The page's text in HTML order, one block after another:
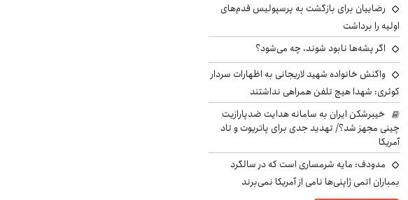
رضاییان برای بازگشت به پرسپولیس قدم‌های
اولیه را برداشت
اگر پشه‌ها نابود شوند، چه می‌شود؟
واکنش خانواده شهید لاریجانی به اظهارات سردار
کوثری: شهدا هیچ تلفن همراهی نداشتند
خیبرشکن ایران به سامانه هدایت ضدپارازیت
چینی مجهز شد؟/ تهدید جدی برای پاتریوت و تاد
آمریکا
مدودف: مایه شرمساری است که در سالگرد
بمباران اتمی ژاپنی‌ها نامی از آمریکا نمی‌برند